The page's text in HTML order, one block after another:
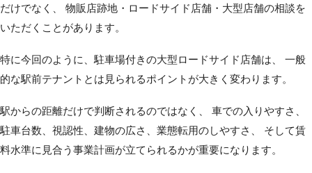
だけでなく、 物販店跡地・ロードサイド店舗・大型店舗の相談を
いただくことがあります。
特に今回のように、駐車場付きの大型ロードサイド店舗は、 一般
的な駅前テナントとは見られるポイントが大きく変わります。
駅からの距離だけで判断されるのではなく、 車での入りやすさ、
駐車台数、視認性、建物の広さ、業態転用のしやすさ、 そして賃
料水準に見合う事業計画が立てられるかが重要になります。